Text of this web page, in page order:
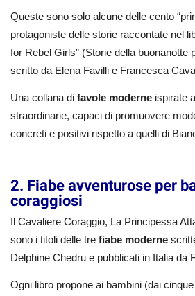
Queste sono solo alcune delle cento
protagoniste delle storie raccontate nel
for Rebel Girls” (Storie della buonanotte
scritto da Elena Favilli e Francesca
Una collana di favole moderne ispirate
straordinarie, capaci di promuovere
concreti e positivi rispetto a quelli di
2. Fiabe avventurose per
coraggiosi
Il Cavaliere Coraggio, La Principessa
sono i titoli delle tre fiabe moderne
Delphine Chedru e pubblicati in Italia da
Ogni libro propone ai bambini (dai